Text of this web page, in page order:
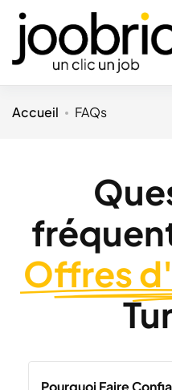
Accueil FAQs
Offres
Pourquoi Faire